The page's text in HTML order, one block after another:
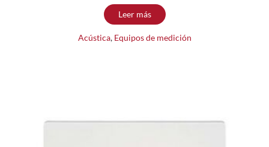
Leer más
Acústica, Equipos de medición